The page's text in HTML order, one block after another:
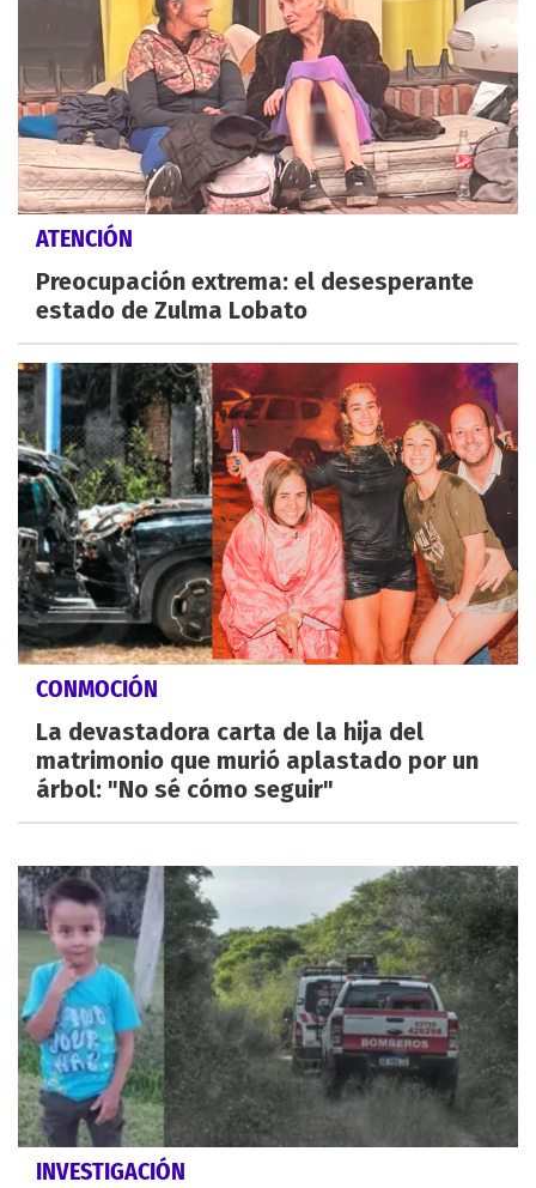
ATENCIÓN
Preocupación extrema: el desesperante
estado de Zulma Lobato
CONMOCIÓN
La devastadora carta de la hija del
matrimonio que murió aplastado por un
árbol: "No sé cómo seguir"
INVESTIGACIÓN